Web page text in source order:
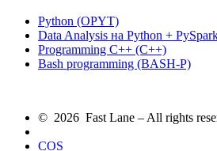
Python (OPYT)
Data Analysis на Python +
Programming C++ (С++)
Bash programming (BASH-P)
© 2026 Fast Lane – All rights
COS